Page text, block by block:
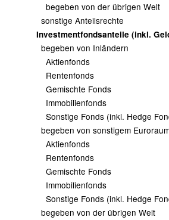
begeben von der übrigen Welt
sonstige Anteilsrechte
Investmentfondsanteile (inkl.
begeben von Inländern
Aktienfonds
Rentenfonds
Gemischte Fonds
Immobilienfonds
Sonstige Fonds (inkl. Hedge
begeben von sonstigem
Aktienfonds
Rentenfonds
Gemischte Fonds
Immobilienfonds
Sonstige Fonds (inkl. Hedge
begeben von der übrigen Welt